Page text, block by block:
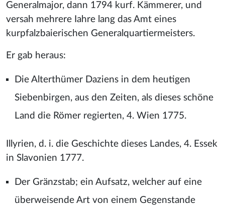
Generalmajor, dann 1794 kurf. Kämmerer, und
versah mehrere Iahre lang das Amt eines
kurpfalzbaierischen Generalquartiermeisters.
Er gab heraus:
Die Alterthümer Daziens in dem heutigen
Siebenbirgen, aus den Zeiten, als dieses schöne
Land die Römer regierten, 4. Wien 1775.
Illyrien, d. i. die Geschichte dieses Landes, 4. Essek
in Slavonien 1777.
Der Gränzstab; ein Aufsatz, welcher auf eine
überweisende Art von einem Gegenstande